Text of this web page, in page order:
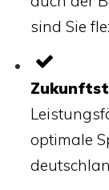
sind Sie
optimale